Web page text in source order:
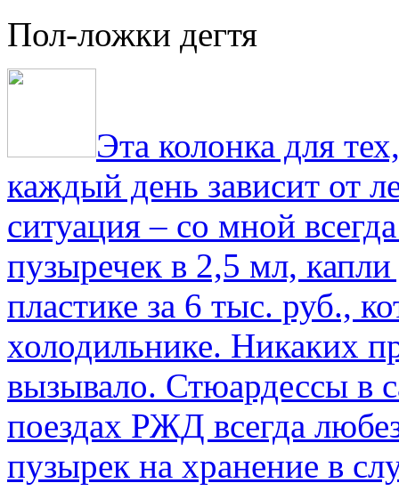
Пол-ложки дегтя
Эта колонка для
каждый день зависит от
ситуация – со мной
пузыречек в 2,5 мл,
пластике за 6 тыс. руб.,
холодильнике. Никаких
вызывало. Стюардессы в
поездах РЖД всегда
пузырек на хранение в